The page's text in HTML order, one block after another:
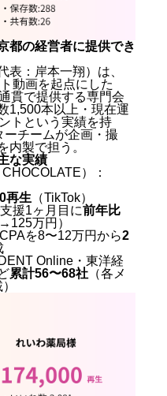
都の経営者に提供でき
表：岸本一翔）は、
動画を起点にした
貫で提供する専門会
1,500本以上・現在運
トという実績を持
ーチームが企画・撮
内製で担う。
な実績
）：
再生 （TikTok）
援1ヶ月目に前年比
万円）
を8〜12万円から2
Online・東洋経
累計56〜68社 （各メ
か？
、何を最初に確認す
グ会社2026年最新版の